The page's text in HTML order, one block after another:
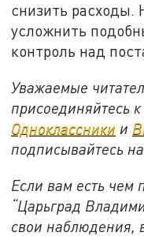
снизить расходы.
усложнить
контроль над
Уважаемые
присоединяйтесь
Одноклассники и
подписывайтесь
Если вам есть чем
“Царьград
свои наблюдения,